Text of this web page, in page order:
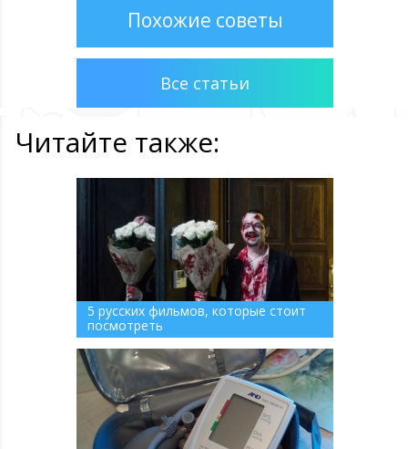
Похожие советы
Все статьи
Читайте также:
5 русских фильмов, которые стоит
посмотреть